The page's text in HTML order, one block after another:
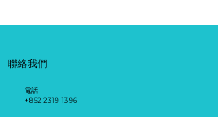
線》第二集：伴
聯絡我們
電話
+852 2319 1396